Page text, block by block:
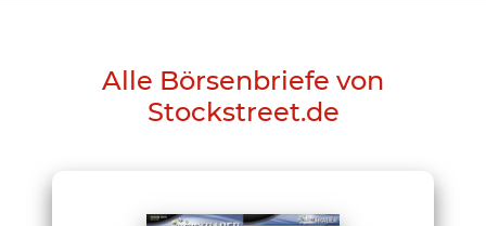
Alle Börsenbriefe von
Stockstreet.de